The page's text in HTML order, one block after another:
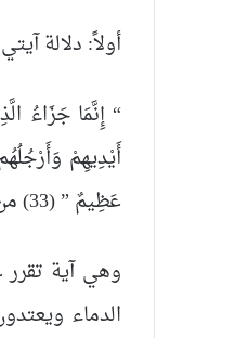
أولاً: دلالة
“ إِنَّمَا جَزَاءُ
أَيْدِيهِمْ
عَظِيمٌ ” (33) من سورة المائدة.
وهي آية
الدماء